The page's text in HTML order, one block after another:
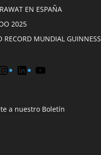
EN ESPAÑA
2025
RECORD MUNDIAL GUINNESS
Instagram
LinkedIn
a nuestro Boletín